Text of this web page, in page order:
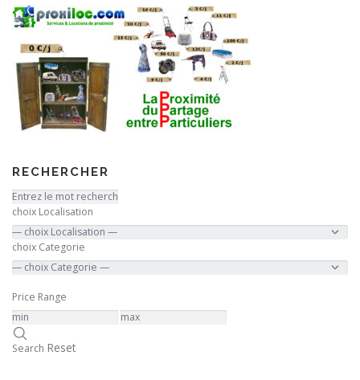
RECHERCHER
choix Localisation
choix Categorie
Price Range
Search Reset